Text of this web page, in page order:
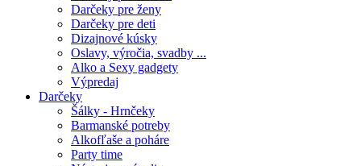
Darčeky pre ženy
Darčeky pre deti
Dizajnové kúsky
Oslavy, výročia, svadby ...
Alko a Sexy gadgety
Výpredaj
Darčeky
Šálky - Hrnčeky
Barmanské potreby
Alkofľaše a poháre
Party time